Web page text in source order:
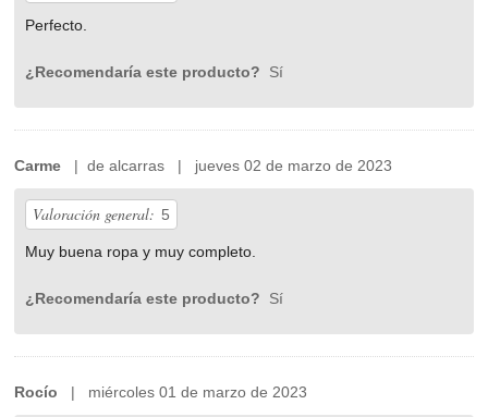
Perfecto.
¿Recomendaría este producto? Sí
Carme | de alcarras | jueves 02 de marzo de 2023
Valoración general: 5
Muy buena ropa y muy completo.
¿Recomendaría este producto? Sí
Rocío | miércoles 01 de marzo de 2023